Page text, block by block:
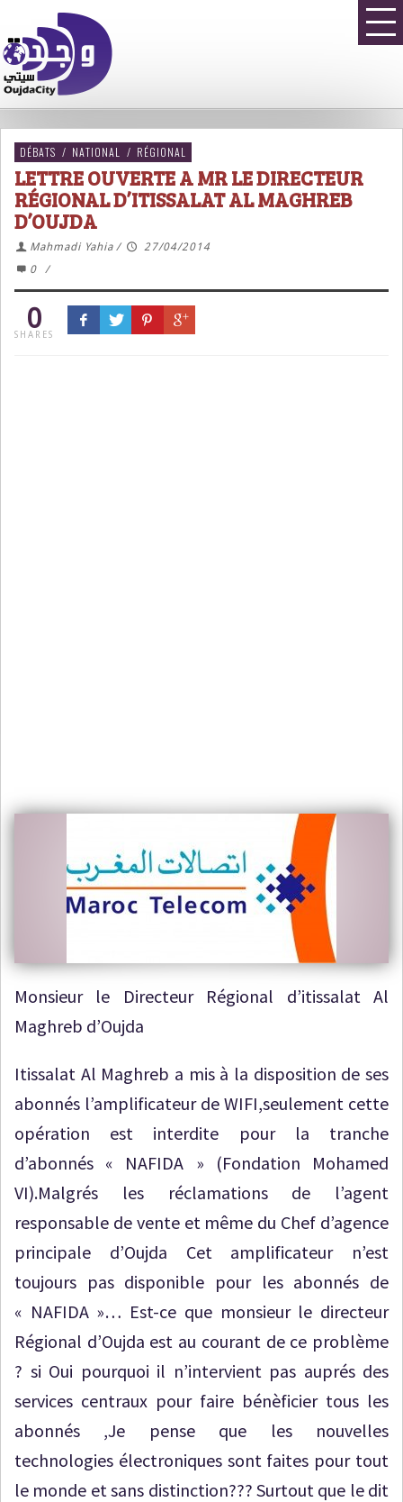
DÉBATS / NATIONAL / RÉGIONAL
LETTRE OUVERTE A MR LE DIRECTEUR
RÉGIONAL D’ITISSALAT AL MAGHREB
D’OUJDA
Mahmadi Yahia /
27/04/2014
0
/
0
SHARES
Monsieur le Directeur Régional d’itissalat Al
Maghreb d’Oujda
Itissalat Al Maghreb a mis à la disposition de ses
abonnés l’amplificateur de WIFI,seulement cette
opération est interdite pour la tranche
d’abonnés « NAFIDA » (Fondation Mohamed
VI).Malgrés les réclamations de l’agent
responsable de vente et même du Chef d’agence
principale d’Oujda Cet amplificateur n’est
toujours pas disponible pour les abonnés de
« NAFIDA »… Est-ce que monsieur le directeur
Régional d’Oujda est au courant de ce problème
? si Oui pourquoi il n’intervient pas auprés des
services centraux pour faire bénèficier tous les
abonnés ,Je pense que les nouvelles
technologies électroniques sont faites pour tout
le monde et sans distinction??? Surtout que le dit